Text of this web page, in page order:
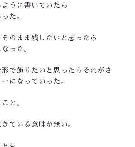
うに書いていたら
た。
のまま残したいと思ったら
った。
で飾りたいと思ったらそれがさ
になっていった。
と。
ている意味が無い。